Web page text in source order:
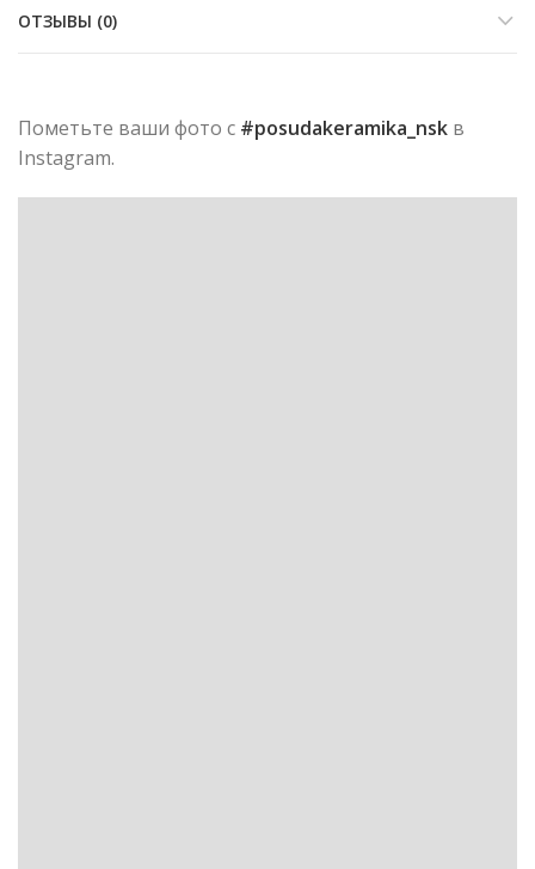
ОТЗЫВЫ (0)
Пометьте ваши фото с #posudakeramika_nsk в
Instagram.